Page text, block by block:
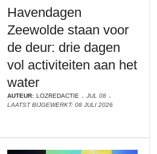
Havendagen
Zeewolde staan voor
de deur: drie dagen
vol activiteiten aan het
water
AUTEUR: LOZREDACTIE
JUL 08
LAATST BIJGEWERKT: 08 JULI 2026